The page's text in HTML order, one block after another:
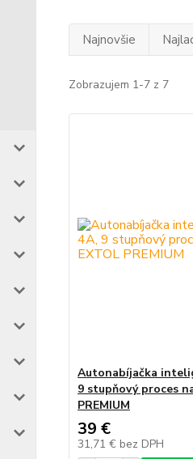
Najnovšie
Zobrazujem 1-7 z 7
Autonabíjačka
9 stupňový proces
PREMIUM
39 €
31,71 € bez DPH